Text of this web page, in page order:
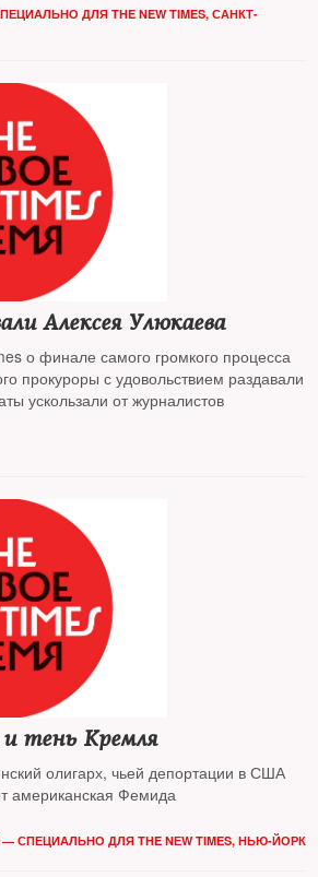
ДЛЯ THE NEW TIMES, САНКТ-
Алексея Улюкаева
о финале самого громкого процесса
прокуроры с удовольствием раздавали
ускользали от журналистов
тень Кремля
олигарх, чьей депортации в США
американская Фемида
СПЕЦИАЛЬНО ДЛЯ THE NЕW TIMES, НЬЮ-ЙОРК